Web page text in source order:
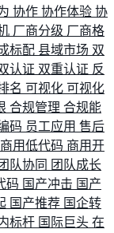
协作 协作体验 协
厂商分级 厂商格
标配 县域市场 双
认证 双重认证 反
名 可视化 可视化
合规管理 合规能
码 员工应用 售后
商用低代码 商用开
团队协同 团队成长
码 国产冲击 国产
国产推荐 国企转
标杆 国际巨头 在